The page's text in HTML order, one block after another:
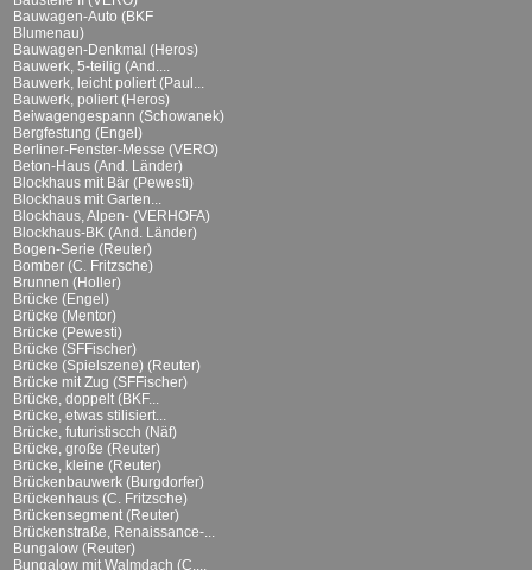
Bauwagen-Auto (BKF
Blumenau)
Bauwagen-Denkmal (Heros)
Bauwerk, 5-teilig (And....
Bauwerk, leicht poliert (Paul...
Bauwerk, poliert (Heros)
Beiwagengespann (Schowanek)
Bergfestung (Engel)
Berliner-Fenster-Messe (VERO)
Beton-Haus (And. Länder)
Blockhaus mit Bär (Pewesti)
Blockhaus mit Garten...
Blockhaus, Alpen- (VERHOFA)
Blockhaus-BK (And. Länder)
Bogen-Serie (Reuter)
Bomber (C. Fritzsche)
Brunnen (Holler)
Brücke (Engel)
Brücke (Mentor)
Brücke (Pewesti)
Brücke (SFFischer)
Brücke (Spielszene) (Reuter)
Brücke mit Zug (SFFischer)
Brücke, doppelt (BKF...
Brücke, etwas stilisiert...
Brücke, futuristiscch (Näf)
Brücke, große (Reuter)
Brücke, kleine (Reuter)
Brückenbauwerk (Burgdorfer)
Brückenhaus (C. Fritzsche)
Brückensegment (Reuter)
Brückenstraße, Renaissance-...
Bungalow (Reuter)
Bungalow mit Walmdach (C....